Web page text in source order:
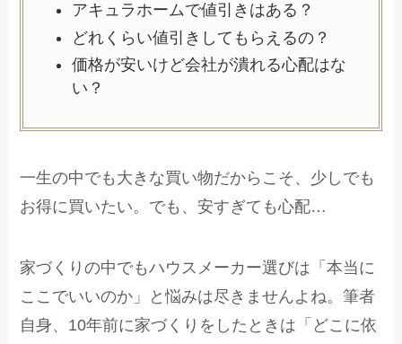
アキュラホームで値引きはある？
どれくらい値引きしてもらえるの？
価格が安いけど会社が潰れる心配はな
い？
一生の中でも大きな買い物だからこそ、少しでも
お得に買いたい。でも、安すぎても心配…
家づくりの中でもハウスメーカー選びは「本当に
ここでいいのか」と悩みは尽きませんよね。筆者
自身、10年前に家づくりをしたときは「どこに依